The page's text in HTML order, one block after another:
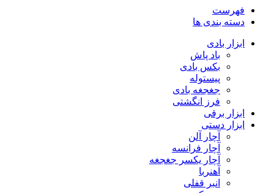
فهرست
دسته بندی ها
ابزار بادی
باد پاش
بکس بادی
پیستوله
جغجغه بادی
فرز انگشتی
ابزار برقی
ابزار دستی
آچار آلن
آچار فرانسه
آچار یکسر جغجغه
آهنربا
انبر قفلی